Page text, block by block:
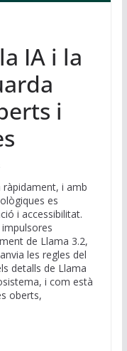
IA i la
i
ràpidament, i amb
es
i accessibilitat.
de Llama 3.2,
les regles del
detalls de Llama
i com està
oberts,